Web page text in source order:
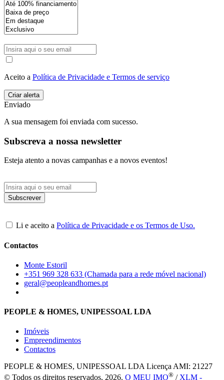
Aceito a Política de Privacidade e Termos de serviço
Enviado
A sua mensagem foi enviada com sucesso.
Subscreva a nossa newsletter
Esteja atento a novas campanhas e a novos eventos!
Li e aceito a Política de Privacidade e os Termos de Uso.
Contactos
Monte Estoril
+351 969 328 633 (Chamada para a rede móvel nacional)
geral@peopleandhomes.pt
PEOPLE & HOMES, UNIPESSOAL LDA
Imóveis
Empreendimentos
Contactos
PEOPLE & HOMES, UNIPESSOAL LDA Licença AMI: 21227
© Todos os direitos reservados, 2026. O MEU IMO® /XLM -